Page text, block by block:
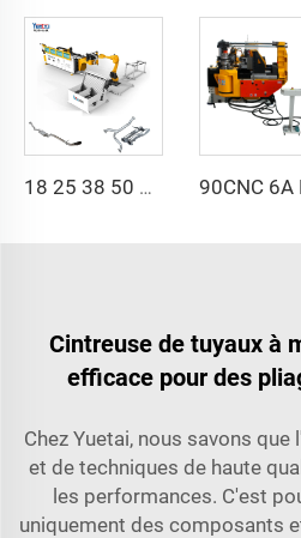
18 25 38 50 CNC 4A 2S Machine de pliage de tuyaux automatique en acier et prix des machines à cintrer les tubes avec poussée 1 pouce 2 pouces 3 pouces ligne
Cintreuse de tuyaux à
efficace pour des
Chez Yuetai, nous savons
et de techniques de haute
les performances. C'est
uniquement des composants